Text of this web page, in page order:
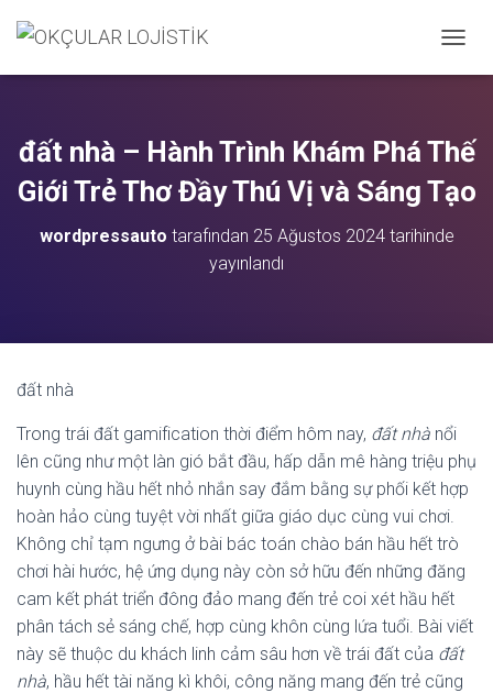
E
Ü
Ç
K
đất nhà – Hành Trình Khám Phá Thế
Giới Trẻ Thơ Đầy Thú Vị và Sáng Tạo
wordpressauto tarafından 25 Ağustos 2024tarihinde
yayınlandı
đất nhà
Trong trái đất gamification thời điểm hôm nay, đất nhà nổi
lên cũng như một làn gió bắt đầu, hấp dẫn mê hàng triệu phụ
huynh cùng hầu hết nhỏ nhắn say đắm bằng sự phối kết hợp
hoàn hảo cùng tuyệt vời nhất giữa giáo dục cùng vui chơi.
Không chỉ tạm ngưng ở bài bác toán chào bán hầu hết trò
chơi hài hước, hệ ứng dụng này còn sở hữu đến những đăng
cam kết phát triển đông đảo mang đến trẻ coi xét hầu hết
phân tách sẻ sáng chế, hợp cùng khôn cùng lứa tuổi. Bài viết
này sẽ thuộc du khách linh cảm sâu hơn về trái đất của đất
nhà, hầu hết tài năng kì khôi, công năng mang đến trẻ cũng